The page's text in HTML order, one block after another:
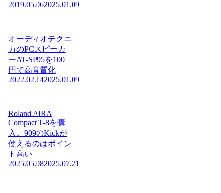
2019.05.062025.01.09
オーディオテクニ
カのPCスピーカ
ーAT-SP95を100
円で高音質化
2022.02.142025.01.09
Roland AIRA
Compact T-8を購
入。909のKickが
使えるのはポイン
ト高い
2025.05.082025.07.21